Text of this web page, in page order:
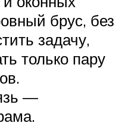
брус, без
задачу,
только пару
—